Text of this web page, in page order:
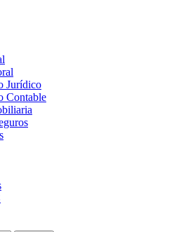
Jurídico
Contable